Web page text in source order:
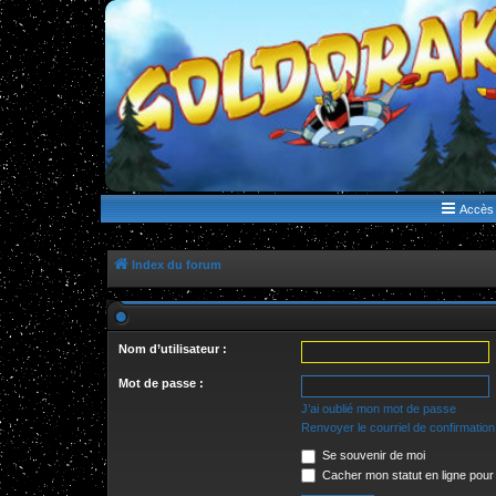
WWW.GOLDORAKGO.COM
le site de la Lune Rouge
Accès
Index du forum
Nom d’utilisateur :
Mot de passe :
J’ai oublié mon mot de passe
Renvoyer le courriel de confirmation
Se souvenir de moi
Cacher mon statut en ligne